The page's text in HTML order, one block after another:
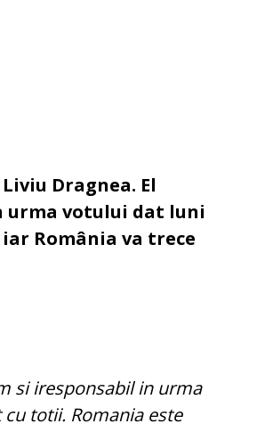
Dragnea. El
urma votului dat luni
România va trece
si iresponsabil in urma
totii. Romania este